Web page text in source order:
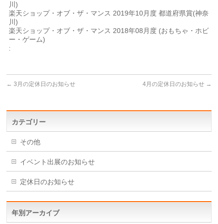
川)
楽天ショップ・オブ・ザ・マンス 2019年10月度 都道府県賞(神奈
川)
楽天ショップ・オブ・ザ・マンス 2018年08月度 (おもちゃ・ホビ
ー・ゲーム)
:
← 3月の定休日のお知らせ 4月の定休日のお知らせ →
カテゴリー
その他
イベント出展のお知らせ
定休日のお知らせ
年別アーカイブ